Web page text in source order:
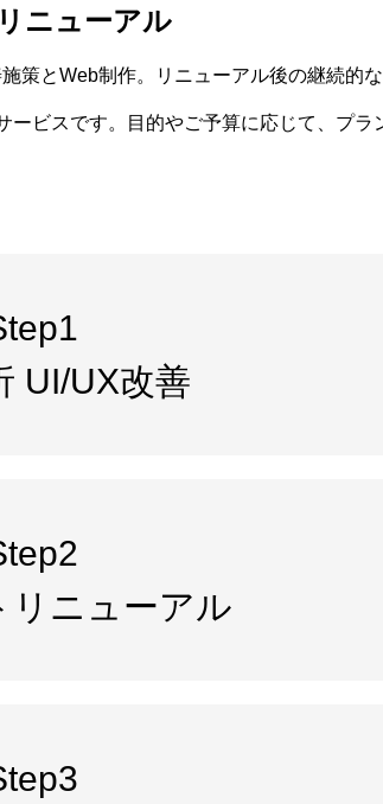
ニューアル
策とWeb制作。リニューアル後の継続的
ビスです。⽬的やご予算に応じて、プラ
UI/UX改善
リニューアル